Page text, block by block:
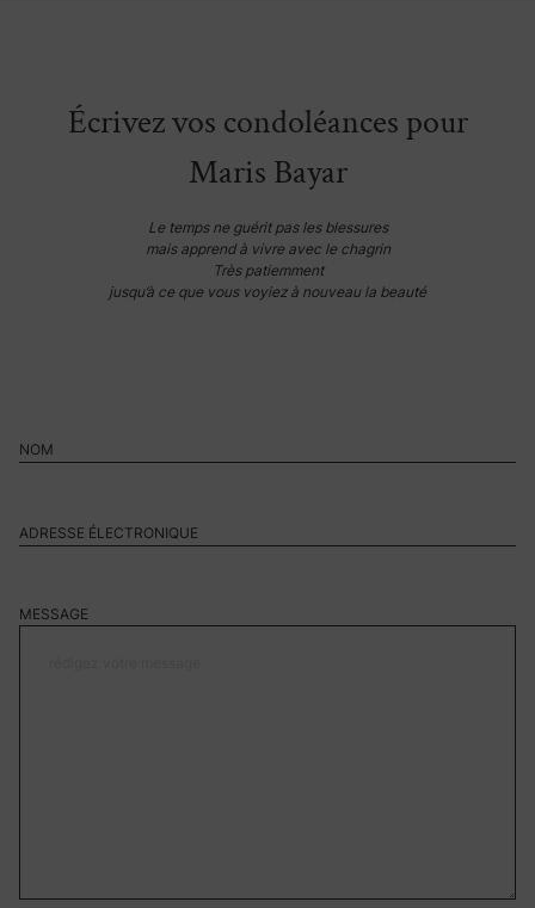
Écrivez vos condoléances pour
Maris Bayar
Le temps ne guérit pas les blessures
mais apprend à vivre avec le chagrin
Très patiemment
jusqu’à ce que vous voyiez à nouveau la beauté
MESSAGE